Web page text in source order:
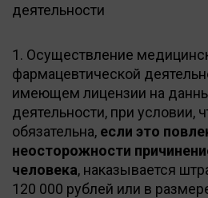
деятельности
1. Осуществление
фармацевтической
имеющем лицензии на
деятельности, при условии,
обязательна, если это
неосторожности
человека, наказывается
120 000 рублей или в